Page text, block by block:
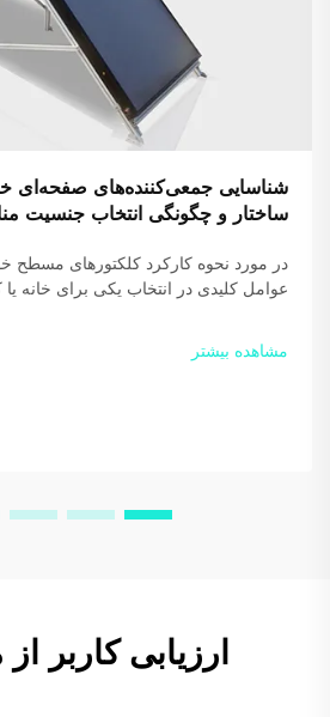
شناسایی جمعی‌کننده‌های صفحه‌ای
ساختار و چگونگی انتخاب جنسیت
در مورد نحوه کارکرد کلکتورهای مسطح
عوامل کلیدی در انتخاب یکی برای خانه
راهنمای رایگان ما را دانلود کنید.
مشاهده بیشتر
ارزیابی کاربر